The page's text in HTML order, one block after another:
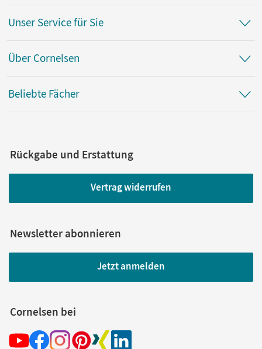
Unser Service für Sie
Über Cornelsen
Beliebte Fächer
Rückgabe und Erstattung
Vertrag widerrufen
Newsletter abonnieren
Jetzt anmelden
Cornelsen bei